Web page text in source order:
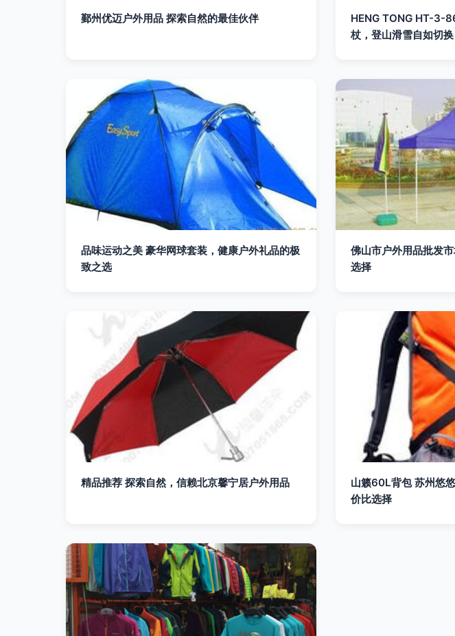
鄞州优迈户外用品 探索自然的最佳伙伴
HENG TONG HT-3-
杖，登山滑雪自如切换
品味运动之美 豪华网球套装，健康户外礼品的极
致之选
佛山市户外用品批发
选择
精品推荐 探索自然，信赖北京馨宁居户外用品
山籁60L背包 苏州悠
价比选择